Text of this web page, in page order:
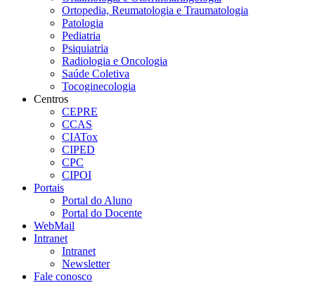
Ortopedia, Reumatologia e Traumatologia
Patologia
Pediatria
Psiquiatria
Radiologia e Oncologia
Saúde Coletiva
Tocoginecologia
Centros
CEPRE
CCAS
CIATox
CIPED
CPC
CIPOI
Portais
Portal do Aluno
Portal do Docente
WebMail
Intranet
Intranet
Newsletter
Fale conosco